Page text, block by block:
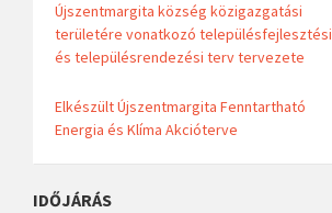
Újszentmargita község közigazgatási
területére vonatkozó településfejlesztési
és településrendezési terv tervezete
Elkészült Újszentmargita Fenntartható
Energia és Klíma Akcióterve
IDŐJÁRÁS